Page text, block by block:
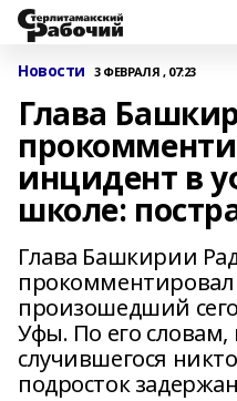
Новости 3 ФЕВРАЛЯ , 07:23
Глава
инцидент в
школе:
Глава Башкирии
произошедший
Уфы. По его словам,
случившегося
подросток